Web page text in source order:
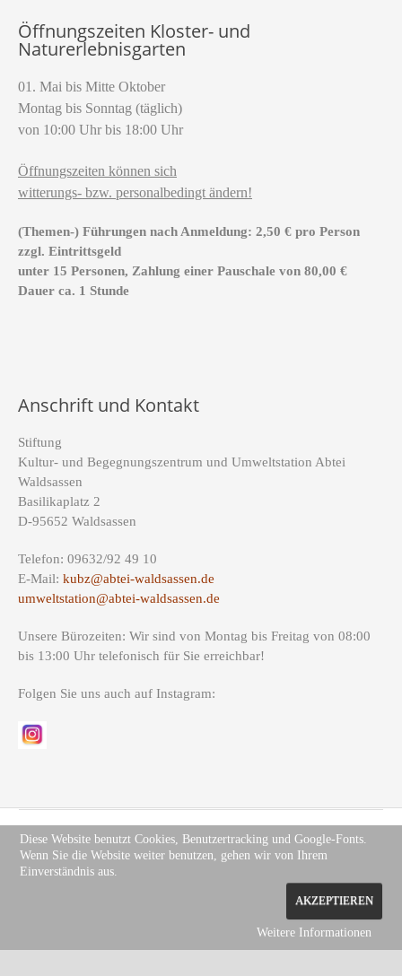
Öffnungszeiten Kloster- und
Naturerlebnisgarten
01. Mai bis Mitte Oktober
Montag bis Sonntag (täglich)
von 10:00 Uhr bis 18:00 Uhr
Öffnungszeiten können sich
witterungs- bzw. personalbedingt ändern!
(Themen-) Führungen nach Anmeldung: 2,50 € pro Person
zzgl. Eintrittsgeld
unter 15 Personen, Zahlung einer Pauschale von 80,00 €
Dauer ca. 1 Stunde
Anschrift und Kontakt
Stiftung
Kultur- und Begegnungszentrum und Umweltstation Abtei
Waldsassen
Basilikaplatz 2
D-95652 Waldsassen
Telefon: 09632/92 49 10
E-Mail: kubz@abtei-waldsassen.de
umweltstation@abtei-waldsassen.de
Unsere Bürozeiten: Wir sind von Montag bis Freitag von 08:00
bis 13:00 Uhr telefonisch für Sie erreichbar!
Folgen Sie uns auch auf Instagram:
Copyright (c) Site Name 2012. All rights reserved.Impressum
Diese Website benutzt Cookies, Benutzertracking und Google-Fonts.
Wenn Sie die Website weiter benutzen, gehen wir von Ihrem
Einverständnis aus.
AKZEPTIEREN
Weitere Informationen